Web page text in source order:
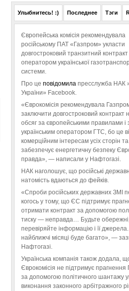
Улыбнитесь! :) Последнее Тэги
Європейська комісія рекомендувала
російському ПАТ «Газпром» укласти
довгостроковий транзитний контракт
оператором української
системи.
Про це повідомила пресслужба НАК
України» Facebook.
«Єврокомісія рекомендувала
заключити довгостроковий контракт
обсяг за європейськими правилами і
українським оператором ГТС, бо це
комерційним інтересам усіх сторін та
забезпечує енергетичну безпеку
правда», — написали у Нафтогазі.
НАК наголошує, що російські
натомість вдаються до фейків.
«Спроби російських державних ЗМІ
когось у тому, що ЄС підтримує
отримати контракт за допомогою
тиску — неправда… Будьте
перевіряйте інформацію і її джерела.
найближчі місяці буде багато», —
Нафтогазі.
Українська компанія також додала,
Єврокомісія не підтримує прагнення
за допомогою політичного шантажу
виконання законного арбітражного